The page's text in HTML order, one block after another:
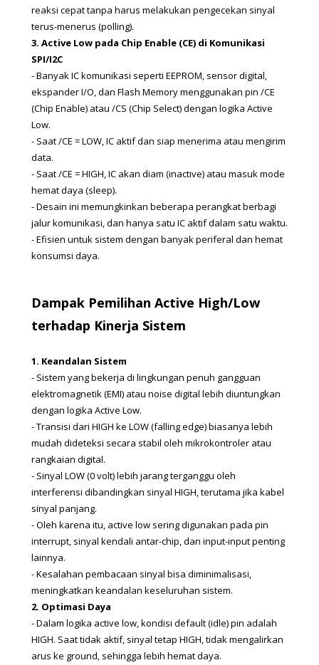
reaksi cepat tanpa harus melakukan pengecekan sinyal
terus-menerus (polling).
3. Active Low pada Chip Enable (CE) di Komunikasi
SPI/I2C
- Banyak IC komunikasi seperti EEPROM, sensor digital,
ekspander I/O, dan Flash Memory menggunakan pin /CE
(Chip Enable) atau /CS (Chip Select) dengan logika Active
Low.
- Saat /CE = LOW, IC aktif dan siap menerima atau mengirim
data.
- Saat /CE = HIGH, IC akan diam (inactive) atau masuk mode
hemat daya (sleep).
- Desain ini memungkinkan beberapa perangkat berbagi
jalur komunikasi, dan hanya satu IC aktif dalam satu waktu.
- Efisien untuk sistem dengan banyak periferal dan hemat
konsumsi daya.
Dampak Pemilihan Active High/Low
terhadap Kinerja Sistem
1. Keandalan Sistem
- Sistem yang bekerja di lingkungan penuh gangguan
elektromagnetik (EMI) atau noise digital lebih diuntungkan
dengan logika Active Low.
- Transisi dari HIGH ke LOW (falling edge) biasanya lebih
mudah dideteksi secara stabil oleh mikrokontroler atau
rangkaian digital.
- Sinyal LOW (0 volt) lebih jarang terganggu oleh
interferensi dibandingkan sinyal HIGH, terutama jika kabel
sinyal panjang.
- Oleh karena itu, active low sering digunakan pada pin
interrupt, sinyal kendali antar-chip, dan input-input penting
lainnya.
- Kesalahan pembacaan sinyal bisa diminimalisasi,
meningkatkan keandalan keseluruhan sistem.
2. Optimasi Daya
- Dalam logika active low, kondisi default (idle) pin adalah
HIGH. Saat tidak aktif, sinyal tetap HIGH, tidak mengalirkan
arus ke ground, sehingga lebih hemat daya.